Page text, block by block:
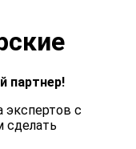
партнер!
экспертов с